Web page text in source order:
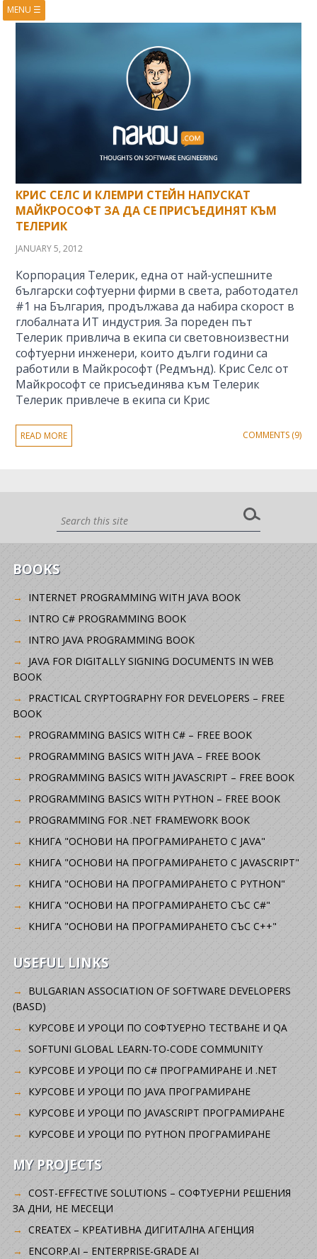
MENU ☰
КРИС СЕЛС И КЛЕМРИ СТЕЙН НАПУСКАТ
МАЙКРОСОФТ ЗА ДА СЕ ПРИСЪЕДИНЯТ КЪМ
ТЕЛЕРИК
JANUARY 5, 2012
Корпорация Телерик, една от най-успешните
български софтуерни фирми в света, работодател
#1 на България, продължава да набира скорост в
глобалната ИТ индустрия. За пореден път
Телерик привлича в екипа си световноизвестни
софтуерни инженери, които дълги години са
работили в Майкрософт (Редмънд). Крис Селс от
Майкрософт се присъединява към Телерик
Телерик привлече в екипа си Крис
READ MORE COMMENTS (9)
BOOKS
INTERNET PROGRAMMING WITH JAVA BOOK
INTRO C# PROGRAMMING BOOK
INTRO JAVA PROGRAMMING BOOK
JAVA FOR DIGITALLY SIGNING DOCUMENTS IN WEB
BOOK
PRACTICAL CRYPTOGRAPHY FOR DEVELOPERS – FREE
BOOK
PROGRAMMING BASICS WITH C# – FREE BOOK
PROGRAMMING BASICS WITH JAVA – FREE BOOK
PROGRAMMING BASICS WITH JAVASCRIPT – FREE BOOK
PROGRAMMING BASICS WITH PYTHON – FREE BOOK
PROGRAMMING FOR .NET FRAMEWORK BOOK
КНИГА "ОСНОВИ НА ПРОГРАМИРАНЕТО С JAVA"
КНИГА "ОСНОВИ НА ПРОГРАМИРАНЕТО С JAVASCRIPT"
КНИГА "ОСНОВИ НА ПРОГРАМИРАНЕТО С PYTHON"
КНИГА "ОСНОВИ НА ПРОГРАМИРАНЕТО СЪС C#"
КНИГА "ОСНОВИ НА ПРОГРАМИРАНЕТО СЪС C++"
USEFUL LINKS
BULGARIAN ASSOCIATION OF SOFTWARE DEVELOPERS
(BASD)
KУРСОВЕ И УРОЦИ ПО СОФТУЕРНО ТЕСТВАНЕ И QA
SOFTUNI GLOBAL LEARN-TO-CODE COMMUNITY
КУРСОВЕ И УРОЦИ ПО C# ПРОГРАМИРАНЕ И .NET
КУРСОВЕ И УРОЦИ ПО JAVA ПРОГРАМИРАНЕ
КУРСОВЕ И УРОЦИ ПО JAVASCRIPT ПРОГРАМИРАНЕ
КУРСОВЕ И УРОЦИ ПО PYTHON ПРОГРАМИРАНЕ
MY PROJECTS
COST-EFFECTIVE SOLUTIONS – СОФТУЕРНИ РЕШЕНИЯ
ЗА ДНИ, НЕ МЕСЕЦИ
CREATEX – КРЕАТИВНА ДИГИТАЛНА АГЕНЦИЯ
ENCORP.AI – ENTERPRISE-GRADE AI